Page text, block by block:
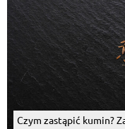
Czym zastąpić kumin?